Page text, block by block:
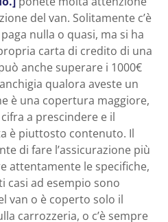
del van. Solitamente c’è
nulla o quasi, ma si ha
carta di credito di una
anche superare i 1000€
qualora aveste un
è una copertura maggiore,
a prescindere e il
è piuttosto contenuto. Il
di fare l’assicurazione più
attentamente le specifiche,
casi ad esempio sono
van o è coperto solo il
carrozzeria, o c’è sempre